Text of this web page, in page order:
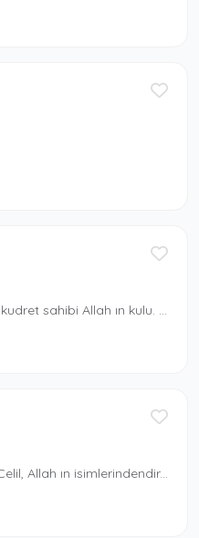
Cebredici, zorlayıcı, kuvvet ve kudret sahi­bi Allah ın kulu. Cebbar, Allah ın isimlerindendir. Zorlayıcı güce sahip olan Allah ın kulu.
Büyük, ulu, yüce Allah ın kulu. Celil, Allah ın isimlerindendir. En yüce olan Allah ın kulu